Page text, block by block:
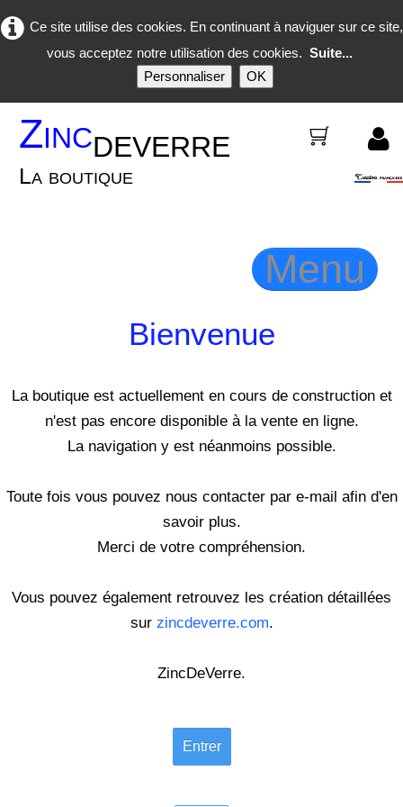
Ce site utilise des cookies. En continuant à naviguer sur ce site,
vous acceptez notre utilisation des cookies. Suite...
Personnaliser
OK
Zincdeverre
La boutique
Menu
Objets▼
Nuanciers
ZincDeVerre
Bienvenue
La boutique est actuellement en cours de construction et
n'est pas encore disponible à la vente en ligne.
La navigation y est néanmoins possible.
Toute fois vous pouvez nous contacter par e-mail afin d'en
savoir plus.
Merci de votre compréhension.
Vous pouvez également retrouvez les création détaillées
sur zincdeverre.com.
ZincDeVerre.
Entrer